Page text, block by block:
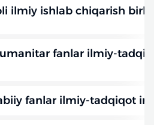
ilmiy ishlab chiqarish
fanlar ilmiy-
fanlar ilmiy-tadqiqot